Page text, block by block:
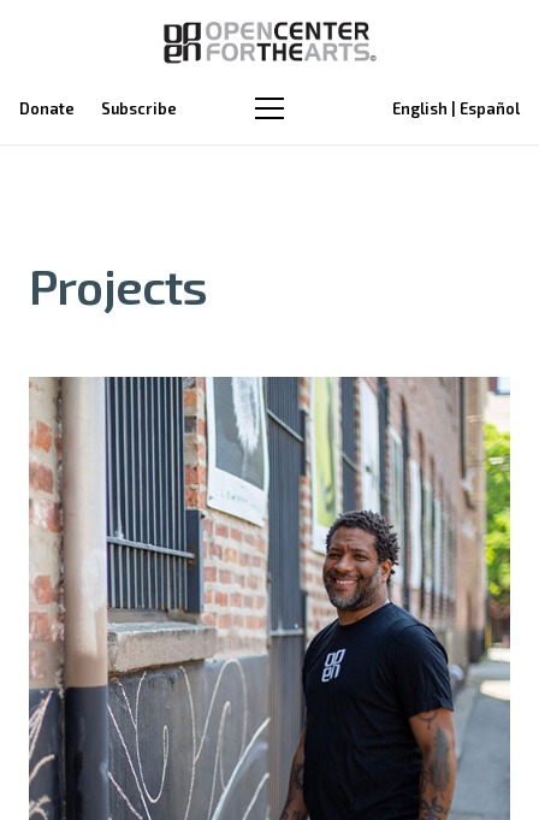
Donate Subscribe English | Español
Projects